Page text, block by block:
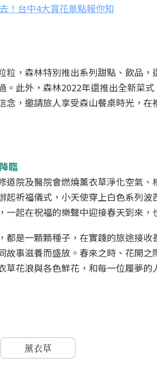
！台中4大賞花景點報你知
粒，森林特別推出系列甜點、飲品
。此外，森林2022年還推出全新菜
念，邀請旅人享受森山餐桌時光，在
臨
道院及醫院會燃燒薰衣草淨化空氣
起祈福儀式，小天使穿上白色系列
一起在祝福的樂聲中迎接春天到來，
都是一顆顆種子，在實踐的旅途接
故事滋養而盛放。春來之時、花開
草花浪與各色鮮花，和每一位履夢的
薰衣草